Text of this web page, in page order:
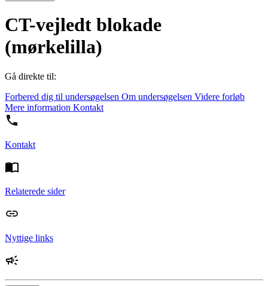
CT-vejledt blokade
(mørkelilla)
Gå direkte til:
Forbered dig til undersøgelsen Om undersøgelsen Videre forløb
Mere information Kontakt
Kontakt
Relaterede sider
Nyttige links